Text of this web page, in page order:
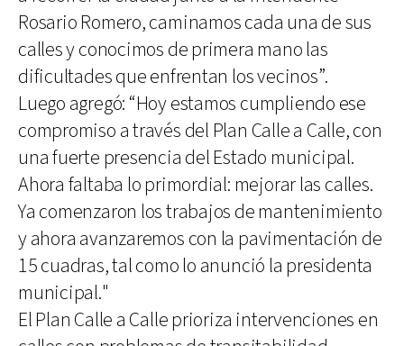
Rosario Romero, caminamos cada una de sus
calles y conocimos de primera mano las
dificultades que enfrentan los vecinos”.
Luego agregó: “Hoy estamos cumpliendo ese
compromiso a través del Plan Calle a Calle, con
una fuerte presencia del Estado municipal.
Ahora faltaba lo primordial: mejorar las calles.
Ya comenzaron los trabajos de mantenimiento
y ahora avanzaremos con la pavimentación de
15 cuadras, tal como lo anunció la presidenta
municipal."
El Plan Calle a Calle prioriza intervenciones en